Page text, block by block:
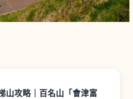
山攻略｜百名山「會津富